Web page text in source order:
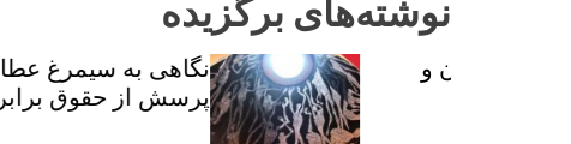
نوشته‌های برگزیده
نگاهی به سیمرغ عطار با
پرسش از حقوق برابر